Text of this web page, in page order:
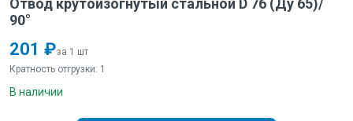
Отвод крутоизогнутый стальной D 76 (Ду 65)/
90°
201 ₽за 1 шт
Кратность отгрузки: 1
В наличии